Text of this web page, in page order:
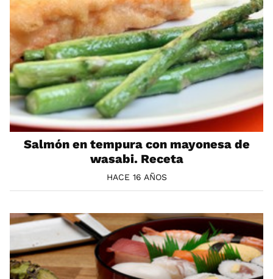
Salmón en tempura con mayonesa de
wasabi. Receta
HACE 16 AÑOS